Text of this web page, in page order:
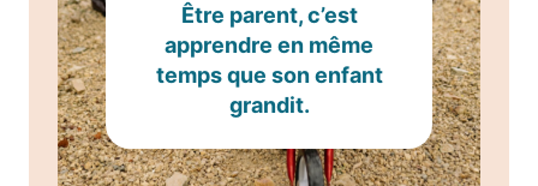
Être parent, c’est
apprendre en même
temps que son enfant
grandit.